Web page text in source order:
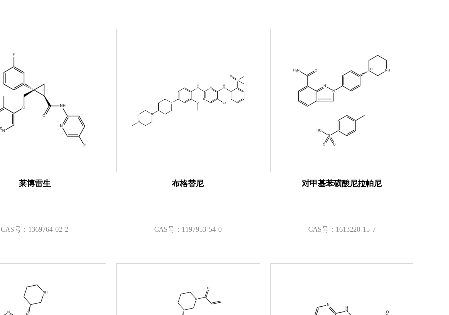
莱博雷生
CAS号：1369764-02-2
布格替尼
CAS号：1197953-54-0
对甲基苯磺酸尼拉帕尼
CAS号：1613220-15-7